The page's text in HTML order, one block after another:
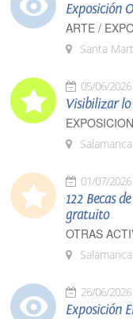
Exposición
ARTE /
Santa
05/06/2026
Visibilizar lo
Salamanca
01/07/2026
122 Becas
gratuito
OTRAS
Salamanca
26/06/2026
Exposición